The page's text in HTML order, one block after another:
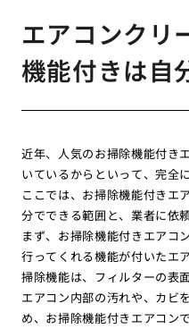
エアコンクリ
機能付きは自
近年、人気のお掃除機能付き
いているからといって、完全
ここでは、お掃除機能付きエ
分でできる範囲と、業者に依
まず、お掃除機能付きエアコ
行ってくれる機能が付いたエ
掃除機能は、フィルターの表
エアコン内部の汚れや、カビ
め、お掃除機能付きエアコン